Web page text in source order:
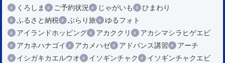
くろしま
ご予約状況 じゃがいも
ひまわり
ふるさと納税
ぶらり旅
ゆるフォト
アイランドホッピング
アカククリ
アカシマシラヒゲエビ
アカネハナゴイ
アカメハゼ アドバンス講習
アーチ
イシガキカエルウオ
イソギンチャク
イソギンチャクエビ